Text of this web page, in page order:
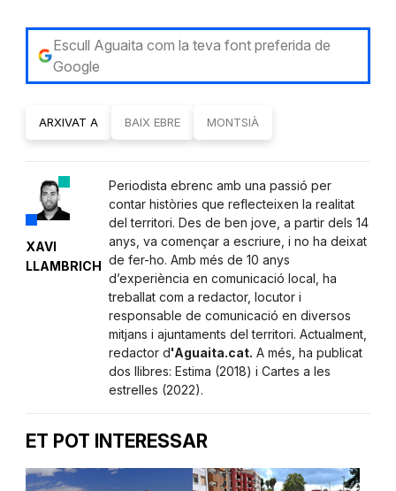
Escull Aguaita com la teva font preferida de
Google
ARXIVAT A BAIX EBRE MONTSIÀ
XAVI
LLAMBRICH
Periodista ebrenc amb una passió per
contar històries que reflecteixen la realitat
del territori. Des de ben jove, a partir dels 14
anys, va començar a escriure, i no ha deixat
de fer-ho. Amb més de 10 anys
d’experiència en comunicació local, ha
treballat com a redactor, locutor i
responsable de comunicació en diversos
mitjans i ajuntaments del territori. Actualment,
redactor d'Aguaita.cat. A més, ha publicat
dos llibres: Estima (2018) i Cartes a les
estrelles (2022).
ET POT INTERESSAR